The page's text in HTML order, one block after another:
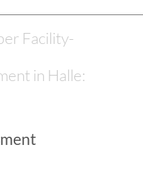
Facility-
in Halle: